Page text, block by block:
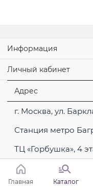
Информация
Личный кабинет
Адрес
г. Москва, ул.
Станция метро
ТЦ «Горбушка», 4
Главная Каталог